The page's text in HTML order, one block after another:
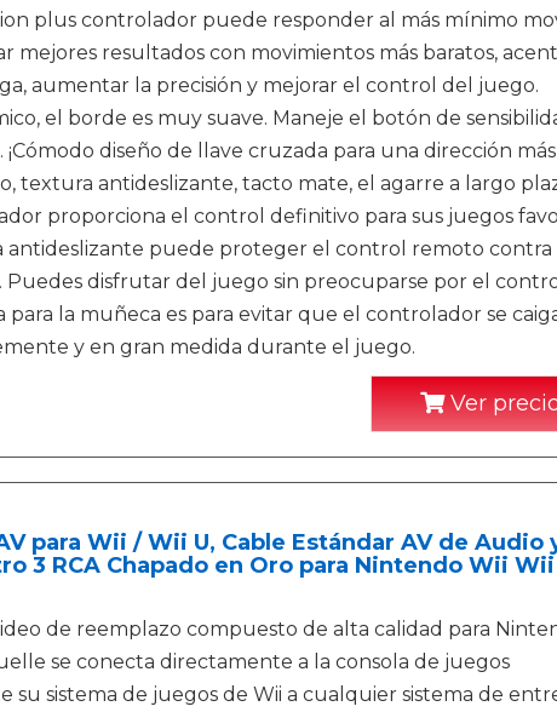
plus controlador puede responder al más mínimo
mejores resultados con movimientos más baratos,
aumentar la precisión y mejorar el control del juego.
el borde es muy suave. Maneje el botón de
¡Cómodo diseño de llave cruzada para una dirección
textura antideslizante, tacto mate, el agarre a largo
proporciona el control definitivo para sus juegos
antideslizante puede proteger el control remoto contra
Puedes disfrutar del juego sin preocuparse por el
para la muñeca es para evitar que el controlador se
y en gran medida durante el juego.
Ver
para Wii / Wii U, Cable Estándar AV de Audio
3 RCA Chapado en Oro para Nintendo Wii Wii
de reemplazo compuesto de alta calidad para
se conecta directamente a la consola de juegos
su sistema de juegos de Wii a cualquier sistema de